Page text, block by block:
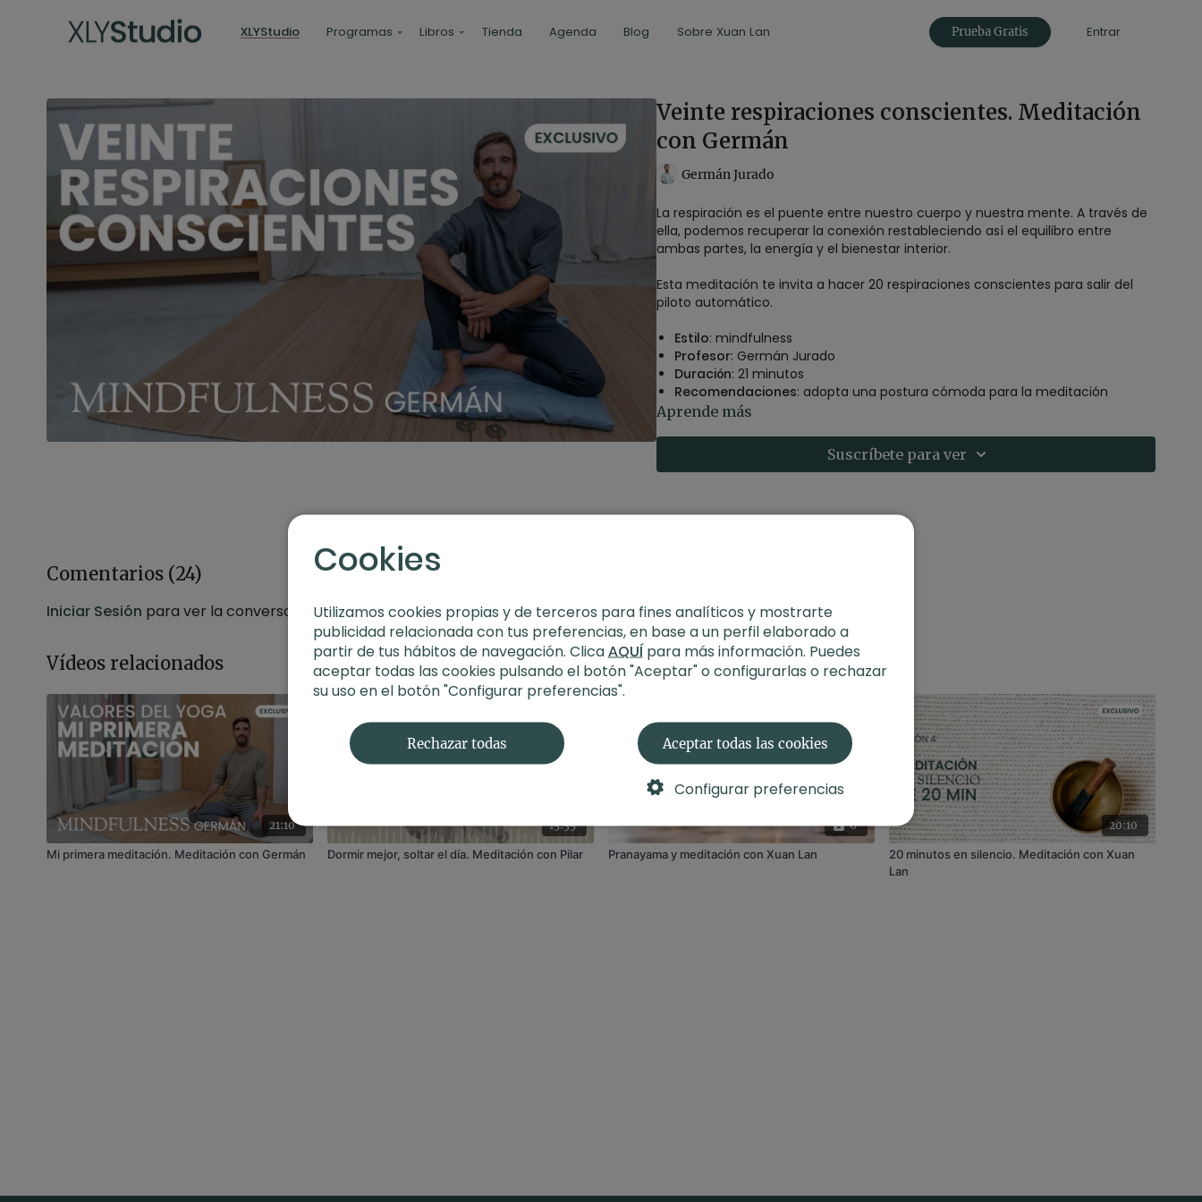
XLYStudio Programas Libros Tienda Agenda Blog Sobre Xuan Lan Prueba Gratis Entrar
Veinte respiraciones conscientes. Meditación
con Germán
Germán Jurado
La respiración es el puente entre nuestro cuerpo y nuestra mente. A través de
ella, podemos recuperar la conexión restableciendo así el equilibro entre
ambas partes, la energía y el bienestar interior.
Esta meditación te invita a hacer 20 respiraciones conscientes para salir del
piloto automático.
Estilo: mindfulness
Profesor: Germán Jurado
Duración: 21 minutos
Recomendaciones: adopta una postura cómoda para la meditación
puedes hacerla sentado en una silla o sobre un cojín. Para una mayor
que podrás encontrar en la tienda de Xuan Lan.
Aprende más
Suscríbete para ver
Comentarios (24)
Iniciar Sesión para ver la conversación
Vídeos relacionados
21:10
Mi primera meditación. Meditación con Germán
15:35
Dormir mejor, soltar el día. Meditación con Pilar
6
Pranayama y meditación con Xuan Lan
20:10
20 minutos en silencio. Meditación con Xuan
Lan
Cookies
Utilizamos cookies propias y de terceros para fines analíticos y mostrarte
publicidad relacionada con tus preferencias, en base a un perfil elaborado a
partir de tus hábitos de navegación. ClicaAQUÍpara más información. Puedes
aceptar todas las cookies pulsando el botón "Aceptar" o configurarlas o rechazar
su uso en el botón "Configurar preferencias".
Rechazar todas Aceptar todas las cookies
Configurar preferencias